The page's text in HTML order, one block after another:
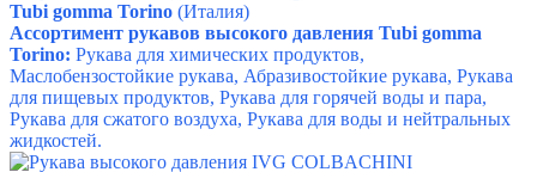
Tubi gomma Torino (Италия)
Ассортимент рукавов высокого давления Tubi gomma
Torino: Рукава для химических продуктов,
Маслобензостойкие рукава, Абразивостойкие рукава, Рукава
для пищевых продуктов, Рукава для горячей воды и пара,
Рукава для сжатого воздуха, Рукава для воды и нейтральных
жидкостей.